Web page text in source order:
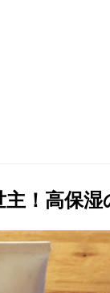
！高保